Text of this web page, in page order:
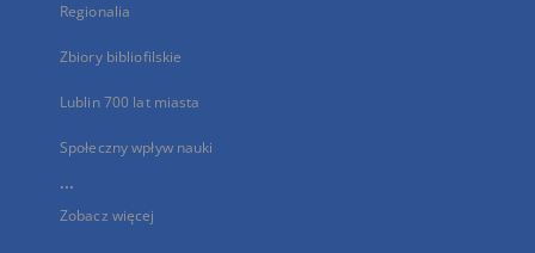
Regionalia
Zbiory bibliofilskie
Lublin 700 lat miasta
Społeczny wpływ nauki
...
Zobacz więcej